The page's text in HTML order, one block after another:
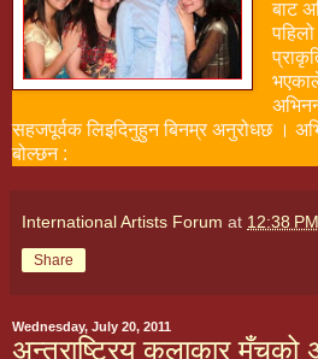
बाट
सहजपूर्वक लिइदिनुहुन बिनम्र अनुरोधछ ।
बोल्छन :
International Artists Forum at 12:38 PM
Share
Wednesday, July 20, 2011
अन्तराष्ट्रिय कलाकार मँचको